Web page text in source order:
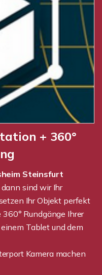
+ 360°
Steinsfurt
sind wir Ihr
Ihr Objekt perfekt
Rundgänge Ihrer
Tablet und dem
Kamera machen